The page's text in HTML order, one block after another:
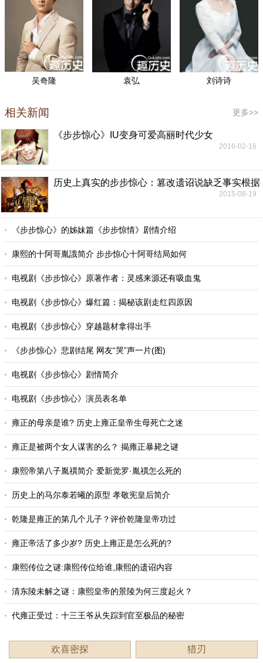
吴奇隆 袁弘 刘诗诗
相关新闻 更多>>
《步步惊心》IU变身可爱高丽时代少女
2016-02-16
历史上真实的步步惊心：篡改遗诏说缺乏事实根据
2015-08-19
《步步惊心》的姊妹篇《步步惊情》剧情介绍
康熙的十阿哥胤誐简介 步步惊心十阿哥结局如何
电视剧《步步惊心》原著作者：灵感来源还有吸血鬼
电视剧《步步惊心》爆红篇：揭秘该剧走红四原因
电视剧《步步惊心》穿越题材拿得出手
《步步惊心》悲剧结尾 网友“哭”声一片(图)
电视剧《步步惊心》剧情简介
电视剧《步步惊心》演员表名单
雍正的母亲是谁? 历史上雍正皇帝生母死亡之迷
雍正是被两个女人谋害的么？ 揭雍正暴毙之谜
康熙帝第八子胤禩简介 爱新觉罗·胤禩怎么死的
历史上的马尔泰若曦的原型 孝敬宪皇后简介
乾隆是雍正的第几个儿子？评价乾隆皇帝功过
雍正帝活了多少岁? 历史上雍正是怎么死的?
康熙传位之谜:康熙传位给谁,康熙的遗诏内容
清东陵未解之谜：康熙皇帝的景陵为何三度起火？
代雍正受过：十三王爷从失踪到官至极品的秘密
欢喜密探 猎刃